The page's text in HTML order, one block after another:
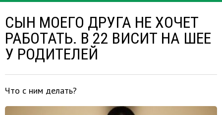
СЫН МОЕГО ДРУГА НЕ ХОЧЕТ
РАБОТАТЬ. В 22 ВИСИТ НА ШЕЕ
У РОДИТЕЛЕЙ
Что с ним делать?